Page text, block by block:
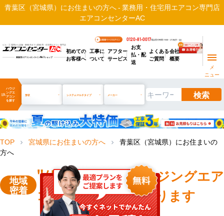
青葉区（宮城県）にお住まいの方へ - 業務用・住宅用エアコン専門店
エアコンセンターAC
ビル・工場用から店舗・事務所まで | 業務用・住宅用エアコン専門店
業務用エアコンオンラインNo.1ショップ
お客様ページログイン 0120-81-0017電話受付時間 / 9:00～17:30(月～金)
初めての
お客様へ
工事に
ついて
アフター
サービス
お支
払・配
送
よくある
ご質問
会社
概要
メ
ニュー
manage_search
ハウジ
ングエ
アコン
を探す
形状 システムマルチタイプ メーカー 検索
TOP chevron_right 宮城県にお住まいの方へ chevron_right
青葉区（宮城県）にお住まいの
方へ
地域
密着
"仙台市青葉区"ハウジングエア
コン販売・工事を承ります